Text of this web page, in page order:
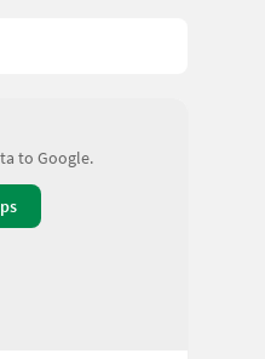
Lieserbrücke, takoj
to Google.